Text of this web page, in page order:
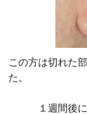
この方は切れた
た。
１週間後に糸